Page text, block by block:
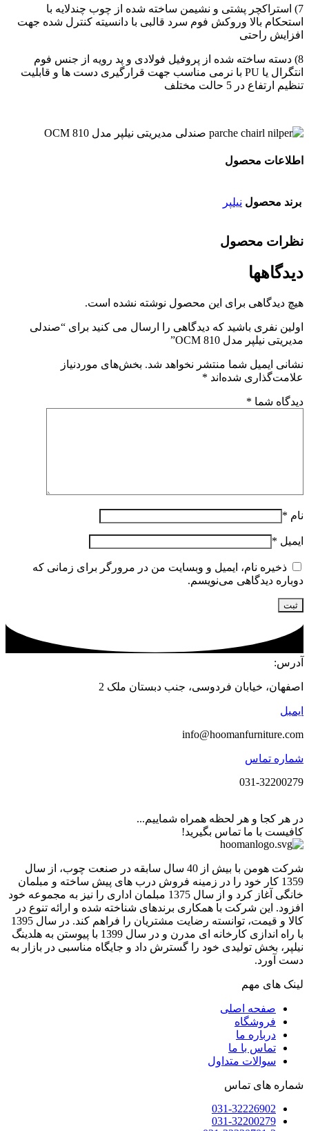
7) استراکچر پشتی و نشیمن ساخته شده از چوب چندلایه با
استحکام بالا وروکش فوم سرد قالبی با دانسیته کنترل شده جهت
افزایش راحتی
8) دسته ساخته شده از پروفیل فولادی و پد رویه از جنس فوم
انتگرال یا PU با نرمی مناسب جهت قرارگیری دست ها و قابلیت
تنظیم ارتفاع در 5 حالت مختلف
اطلاعات محصول
برند محصول نیلپر
نظرات محصول
دیدگاهها
هیچ دیدگاهی برای این محصول نوشته نشده است.
اولین نفری باشید که دیدگاهی را ارسال می کنید برای “صندلی
مدیریتی نیلپر مدل OCM 810”
نشانی ایمیل شما منتشر نخواهد شد. بخش‌های موردنیاز
علامت‌گذاری شده‌اند *
دیدگاه شما *
نام *
ایمیل *
ذخیره نام، ایمیل و وبسایت من در مرورگر برای زمانی که
دوباره دیدگاهی می‌نویسم.
آدرس:
اصفهان، خیابان فردوسی، جنب دبستان ملک 2
ایمیل
info@hoomanfurniture.com
شماره تماس
031-32200279
در هر کجا و هر لحظه همراه شماییم...
کافیست با ما تماس بگیرید!
شرکت هومن با بیش از 40 سال سابقه در صنعت چوب، از سال
1359 کار خود را در زمینه فروش درب های پیش ساخته و مبلمان
خانگی آغاز کرد و از سال 1375 مبلمان اداری را نیز به مجموعه خود
افزود. این شرکت با همکاری برندهای شناخته شده و ارائه تنوع در
کالا و قیمت، توانسته رضایت مشتریان را فراهم کند. در سال 1395
با راه اندازی کارخانه ای مدرن و در سال 1399 با پیوستن به هلدینگ
نیلپر، بخش تولیدی خود را گسترش داد و جایگاه مناسبی در بازار به
دست آورد.
لینک های مهم
صفحه اصلی
فروشگاه
درباره ما
تماس با ما
سوالات متداول
شماره های تماس
031-32226902
031-32200279